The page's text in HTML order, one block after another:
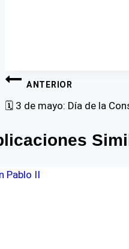
Navegación
de
entradas
ANTERIOR
🗓 3 de mayo: Día de la